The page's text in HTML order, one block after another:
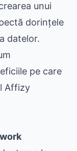
unui
dorințele
datelor.
pe care
Affizy